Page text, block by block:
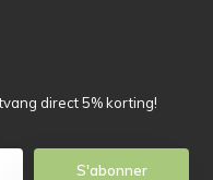
direct 5% korting!
S'abonner